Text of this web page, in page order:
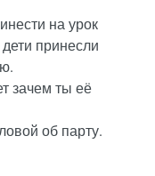
на урок
принесли
зачем ты её
об парту.